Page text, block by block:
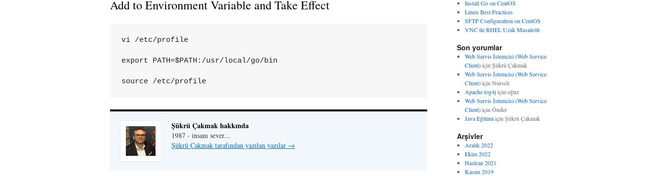
Add to Environment Variable and Take Effect
vi /etc/profile
export PATH=$PATH:/usr/local/go/bin
source /etc/profile
Şükrü Çakmak hakkında
1987 - insanı sever...
Şükrü Çakmak tarafından yazılan yazılar →
Install Go on CentOS
Linux Best Practices
SFTP Configuration on CentOS
VNC ile RHEL Uzak Masaüstü
Son yorumlar
Web Servis İstemcisi (Web Service
Client)için Şükrü Çakmak
Web Servis İstemcisi (Web Service
Client)için Nurseli
Apache log4jiçin oğuz
Web Servis İstemcisi (Web Service
Client)için Önder
Java Eğitimiiçin Şükrü Çakmak
Arşivler
Aralık 2022
Ekim 2022
Haziran 2021
Kasım 2019